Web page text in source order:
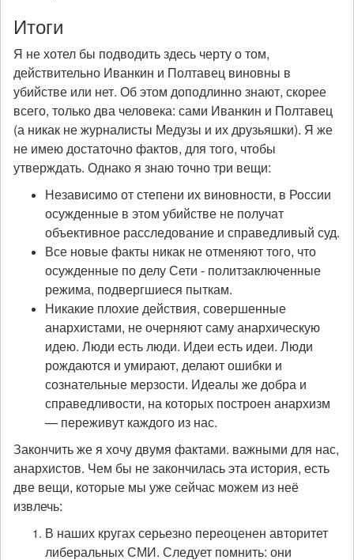
Итоги
Я не хотел бы подводить здесь черту о том,
действительно Иванкин и Полтавец виновны в
убийстве или нет. Об этом доподлинно знают, скорее
всего, только два человека: сами Иванкин и Полтавец
(а никак не журналисты Медузы и их друзьяшки). Я же
не имею достаточно фактов, для того, чтобы
утверждать. Однако я знаю точно три вещи:
Независимо от степени их виновности, в России
осужденные в этом убийстве не получат
объективное расследование и справедливый суд.
Все новые факты никак не отменяют того, что
осужденные по делу Сети - политзаключенные
режима, подвергшиеся пыткам.
Никакие плохие действия, совершенные
анархистами, не очерняют саму анархическую
идею. Люди есть люди. Идеи есть идеи. Люди
рождаются и умирают, делают ошибки и
сознательные мерзости. Идеалы же добра и
справедливости, на которых построен анархизм
— переживут каждого из нас.
Закончить же я хочу двумя фактами. важными для нас,
анархистов. Чем бы не закончилась эта история, есть
две вещи, которые мы уже сейчас можем из неё
извлечь:
В наших кругах серьезно переоценен авторитет
либеральных СМИ. Следует помнить: они